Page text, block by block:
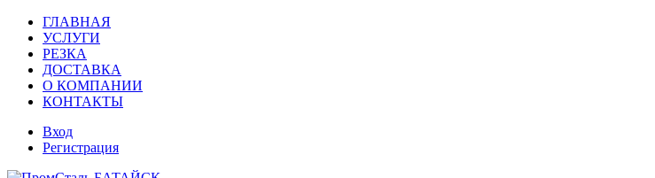
ГЛАВНАЯ
УСЛУГИ
РЕЗКА
ДОСТАВКА
О КОМПАНИИ
КОНТАКТЫ
Вход
Регистрация